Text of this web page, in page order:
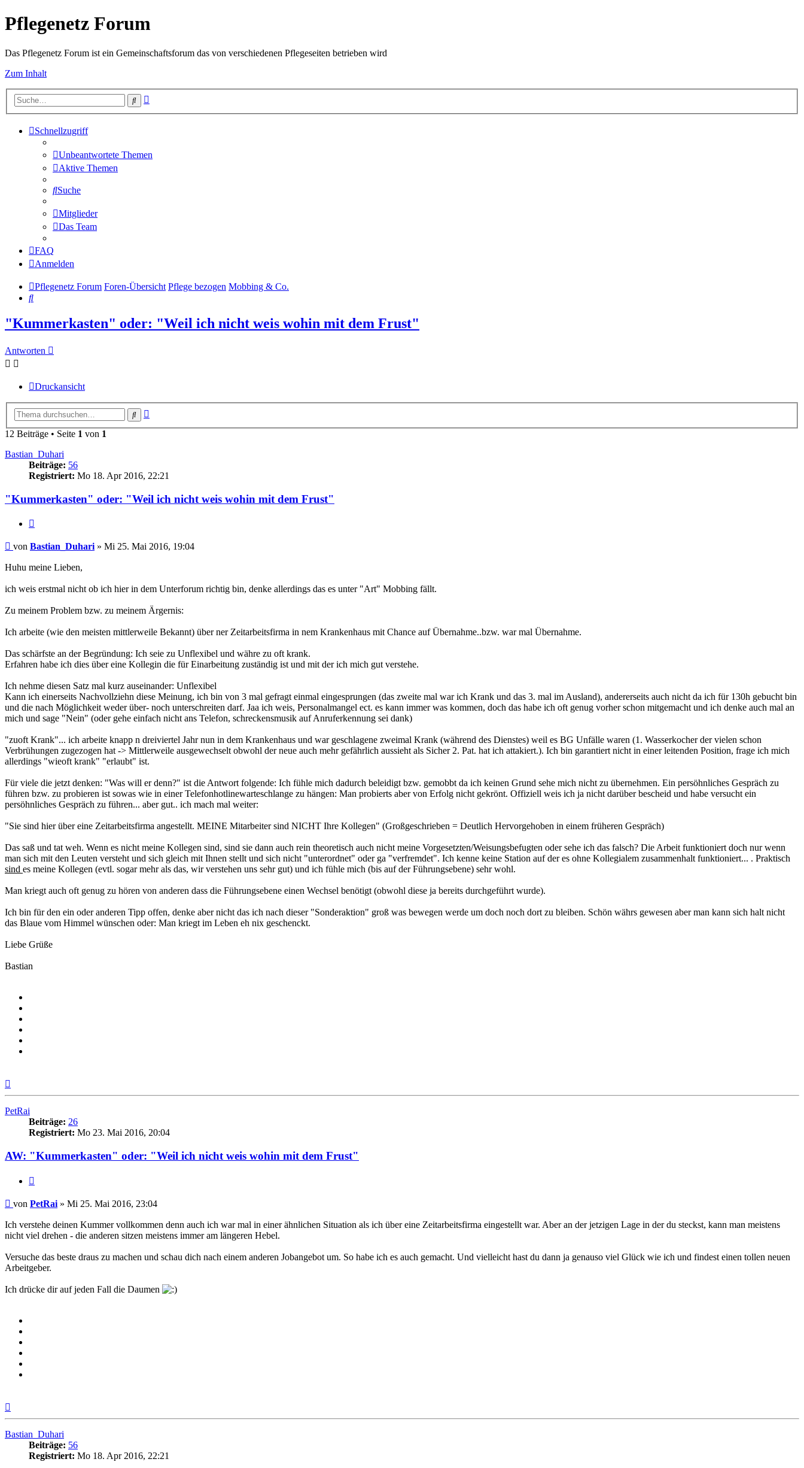
Pflegenetz Forum
Das Pflegenetz Forum ist ein Gemeinschaftsforum das von verschiedenen Pflegeseiten betrieben wird
Zum Inhalt
Suche
Schnellzugriff
Unbeantwortete Themen
Aktive Themen
Suche
Mitglieder
Das Team
FAQ
Anmelden
Pflegenetz Forum Foren-Übersicht Pflege bezogen Mobbing & Co.
Suche
"Kummerkasten" oder: "Weil ich nicht weis wohin mit dem Frust"
Antworten
Druckansicht
Suche
12 Beiträge • Seite 1 von 1
Bastian_Duhari
Beiträge: 56
Registriert: Mo 18. Apr 2016, 22:21
"Kummerkasten" oder: "Weil ich nicht weis wohin mit dem Frust"
Beitrag
von Bastian_Duhari » Mi 25. Mai 2016, 19:04
Huhu meine Lieben,
ich weis erstmal nicht ob ich hier in dem Unterforum richtig bin, denke allerdings das es unter "Art" Mobbing fällt.
Zu meinem Problem bzw. zu meinem Ärgernis:
Ich arbeite (wie den meisten mittlerweile Bekannt) über ner Zeitarbeitsfirma in nem Krankenhaus mit Chance auf Übernahme..bzw. war mal Übernahme.
Das schärfste an der Begründung: Ich seie zu Unflexibel und währe zu oft krank.
Erfahren habe ich dies über eine Kollegin die für Einarbeitung zuständig ist und mit der ich mich gut verstehe.
Ich nehme diesen Satz mal kurz auseinander: Unflexibel
Kann ich einerseits Nachvollziehn diese Meinung, ich bin von 3 mal gefragt einmal eingesprungen (das zweite mal war ich Krank und das 3. mal im Ausland), andererseits auch nicht da ich für 130h gebucht bin
und die nach Möglichkeit weder über- noch unterschreiten darf. Jaa ich weis, Personalmangel ect. es kann immer was kommen, doch das habe ich oft genug vorher schon mitgemacht und ich denke auch mal an
mich und sage "Nein" (oder gehe einfach nicht ans Telefon, schreckensmusik auf Anruferkennung sei dank)
"zuoft Krank"... ich arbeite knapp n dreiviertel Jahr nun in dem Krankenhaus und war geschlagene zweimal Krank (während des Dienstes) weil es BG Unfälle waren (1. Wasserkocher der vielen schon
Verbrühungen zugezogen hat -> Mittlerweile ausgewechselt obwohl der neue auch mehr gefährlich aussieht als Sicher 2. Pat. hat ich attakiert.). Ich bin garantiert nicht in einer leitenden Position, frage ich mich
allerdings "wieoft krank" "erlaubt" ist.
Für viele die jetzt denken: "Was will er denn?" ist die Antwort folgende: Ich fühle mich dadurch beleidigt bzw. gemobbt da ich keinen Grund sehe mich nicht zu übernehmen. Ein persöhnliches Gespräch zu
führen bzw. zu probieren ist sowas wie in einer Telefonhotlinewarteschlange zu hängen: Man probierts aber von Erfolg nicht gekrönt. Offiziell weis ich ja nicht darüber bescheid und habe versucht ein
persöhnliches Gespräch zu führen... aber gut.. ich mach mal weiter:
"Sie sind hier über eine Zeitarbeitsfirma angestellt. MEINE Mitarbeiter sind NICHT Ihre Kollegen" (Großgeschrieben = Deutlich Hervorgehoben in einem früheren Gespräch)
Das saß und tat weh. Wenn es nicht meine Kollegen sind, sind sie dann auch rein theoretisch auch nicht meine Vorgesetzten/Weisungsbefugten oder sehe ich das falsch? Die Arbeit funktioniert doch nur wenn
man sich mit den Leuten versteht und sich gleich mit Ihnen stellt und sich nicht "unterordnet" oder ga "verfremdet". Ich kenne keine Station auf der es ohne Kollegialem zusammenhalt funktioniert... . Praktisch
sind es meine Kollegen (evtl. sogar mehr als das, wir verstehen uns sehr gut) und ich fühle mich (bis auf der Führungsebene) sehr wohl.
Man kriegt auch oft genug zu hören von anderen dass die Führungsebene einen Wechsel benötigt (obwohl diese ja bereits durchgeführt wurde).
Ich bin für den ein oder anderen Tipp offen, denke aber nicht das ich nach dieser "Sonderaktion" groß was bewegen werde um doch noch dort zu bleiben. Schön währs gewesen aber man kann sich halt nicht
das Blaue vom Himmel wünschen oder: Man kriegt im Leben eh nix geschenckt.
Liebe Grüße
Bastian
PetRai
Beiträge: 26
Registriert: Mo 23. Mai 2016, 20:04
AW: "Kummerkasten" oder: "Weil ich nicht weis wohin mit dem Frust"
Beitrag
von PetRai » Mi 25. Mai 2016, 23:04
Ich verstehe deinen Kummer vollkommen denn auch ich war mal in einer ähnlichen Situation als ich über eine Zeitarbeitsfirma eingestellt war. Aber an der jetzigen Lage in der du steckst, kann man meistens
nicht viel drehen - die anderen sitzen meistens immer am längeren Hebel.
Versuche das beste draus zu machen und schau dich nach einem anderen Jobangebot um. So habe ich es auch gemacht. Und vielleicht hast du dann ja genauso viel Glück wie ich und findest einen tollen neuen
Arbeitgeber.
Ich drücke dir auf jeden Fall die Daumen
Bastian_Duhari
Beiträge: 56
Registriert: Mo 18. Apr 2016, 22:21